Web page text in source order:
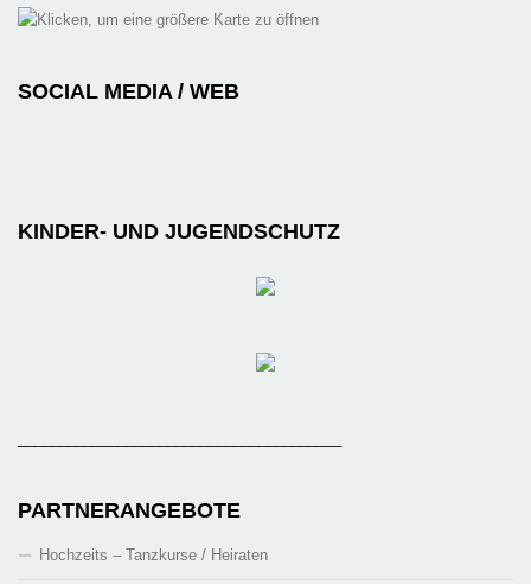
SOCIAL MEDIA / WEB
KINDER- UND JUGENDSCHUTZ
PARTNERANGEBOTE
Hochzeits – Tanzkurse / Heiraten